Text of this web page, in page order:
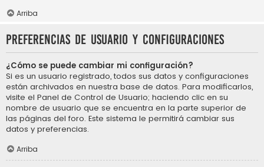
Arriba
Preferencias de usuario y configuraciones
¿Cómo se puede cambiar mi configuración?
Si es un usuario registrado, todos sus datos y configuraciones
están archivados en nuestra base de datos. Para modificarlos,
visite el Panel de Control de Usuario; haciendo clic en su
nombre de usuario que se encuentra en la parte superior de
las páginas del foro. Este sistema le permitirá cambiar sus
datos y preferencias.
Arriba